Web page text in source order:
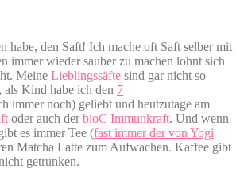
habe, den Saft! Ich mache oft Saft selber mit
immer wieder sauber zu machen lohnt sich
Meine Lieblingssäfte sind gar nicht so
als Kind habe ich den 7
immer noch) geliebt und heutzutage am
oder auch derbioC Immunkraft. Und wenn
es immer Tee (fast immer der von Yogi
Matcha Latte zum Aufwachen. Kaffee gibt
getrunken.